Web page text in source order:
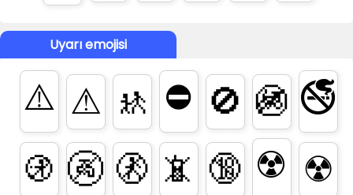
Uyarı emojisi
⚠️ ⚠ 🚸 ⛔ 🚫 🚳 🚭
🚯 🚱 🚷 📵 🔞 ☢️ ☢